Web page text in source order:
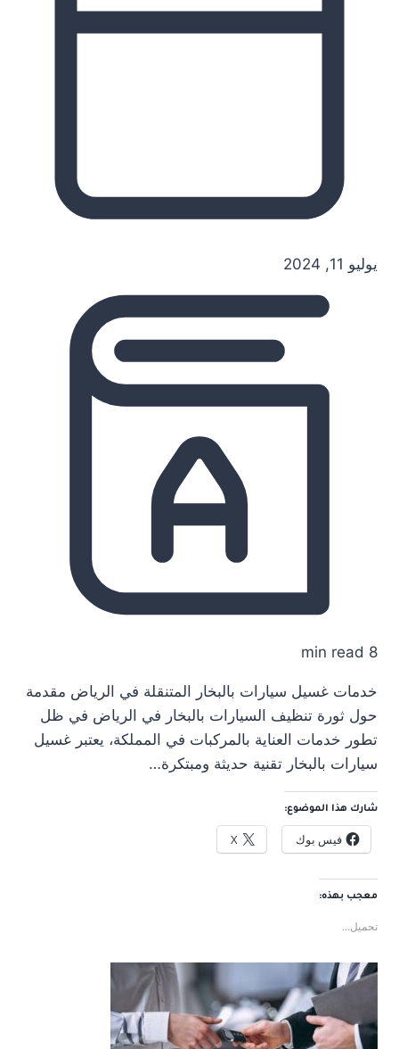
يوليو 11, 2024
8 min read
خدمات غسيل سيارات بالبخار المتنقلة في الرياض مقدمة
حول ثورة تنظيف السيارات بالبخار في الرياض في ظل
تطور خدمات العناية بالمركبات في المملكة، يعتبر غسيل
سيارات بالبخار تقنية حديثة ومبتكرة…
شارك هذا الموضوع:
فيس بوك X
معجب بهذه:
تحميل...